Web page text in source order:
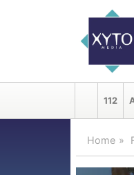
112
Home